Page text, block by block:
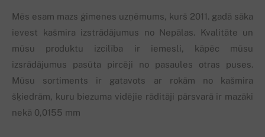
Mēs esam mazs ģimenes uzņēmums, kurš 2011. gadā sāka
ievest kašmira izstrādājumus no Nepālas. Kvalitāte un
mūsu produktu izcilība ir iemesli, kāpēc mūsu
izsrādājumus pasūta pircēji no pasaules otras puses.
Mūsu sortiments ir gatavots ar rokām no kašmira
šķiedrām, kuru biezuma vidējie rāditāji pārsvarā ir mazāki
nekā 0,0155 mm